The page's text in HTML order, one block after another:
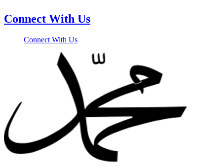
Connect With Us
Connect With Us